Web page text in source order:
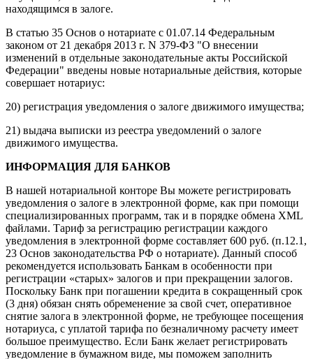
находящимся в залоге.
В статью 35 Основ о нотариате с 01.07.14 Федеральным
законом от 21 декабря 2013 г. N 379-ФЗ "О внесении
изменений в отдельные законодательные акты Российской
Федерации" введены новые нотариальные действия, которые
совершает нотариус:
20) регистрация уведомления о залоге движимого имущества;
21) выдача выписки из реестра уведомлений о залоге
движимого имущества.
ИНФОРМАЦИЯ ДЛЯ БАНКОВ
В нашей нотариальной конторе Вы можете регистрировать
уведомления о залоге в электронной форме, как при помощи
специализированных программ, так и в порядке обмена XML
файлами. Тариф за регистрацию регистрации каждого
уведомления в электронной форме составляет 600 руб. (п.12.1,
23 Основ законодательства РФ о нотариате). Данный способ
рекомендуется использовать Банкам в особенности при
регистрации «старых» залогов и при прекращении залогов.
Поскольку Банк при погашении кредита в сокращенный срок
(3 дня) обязан снять обременение за свой счет, оперативное
снятие залога в электронной форме, не требующее посещения
нотариуса, с уплатой тарифа по безналичному расчету имеет
большое преимущество. Если Банк желает регистрировать
уведомление в бумажном виде, мы поможем заполнить